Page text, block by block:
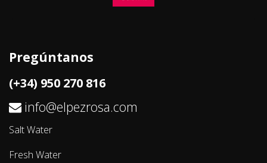
Pregúntanos
(+34) 950 270 816
info@elpezrosa.com
Salt Water
Fresh Water